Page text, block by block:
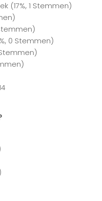
(17%, 1 Stemmen)
0 Stemmen)